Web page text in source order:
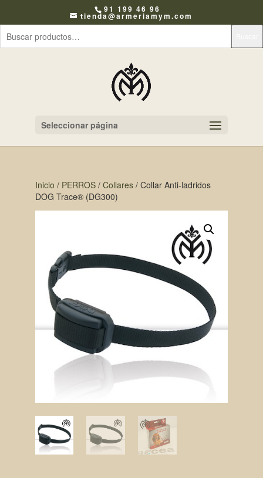
91 199 46 96
tienda@armeriamym.com
Seleccionar página
Inicio / PERROS/ Collares/ Collar Anti-ladridos
DOG Trace® (DG300)